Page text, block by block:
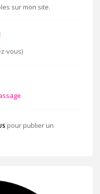
sur mon site.
vous)
pour publier un